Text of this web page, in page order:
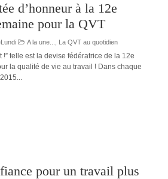
d’honneur à la 12e
pour la QVT
A la une... La QVT au quotidien
!” telle est la devise fédératrice de la 12e
la qualité de vie au travail ! Dans chaque
pour un travail plus